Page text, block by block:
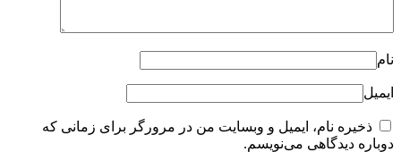
نام
ایمیل
ذخیره نام، ایمیل و وبسایت من در مرورگر برای زمانی که
دوباره دیدگاهی می‌نویسم.